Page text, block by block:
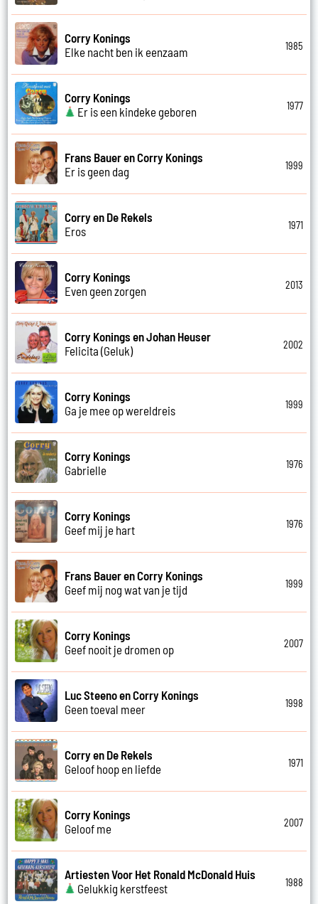
Corry Konings
Elke nacht ben ik eenzaam
1985
Corry Konings
Er is een kindeke geboren
1977
Frans Bauer en Corry Konings
Er is geen dag
1999
Corry en De Rekels
Eros
1971
Corry Konings
Even geen zorgen
2013
Corry Konings en Johan Heuser
Felicita (Geluk)
2002
Corry Konings
Ga je mee op wereldreis
1999
Corry Konings
Gabrielle
1976
Corry Konings
Geef mij je hart
1976
Frans Bauer en Corry Konings
Geef mij nog wat van je tijd
1999
Corry Konings
Geef nooit je dromen op
2007
Luc Steeno en Corry Konings
Geen toeval meer
1998
Corry en De Rekels
Geloof hoop en liefde
1971
Corry Konings
Geloof me
2007
Artiesten Voor Het Ronald McDonald Huis
Gelukkig kerstfeest
1988